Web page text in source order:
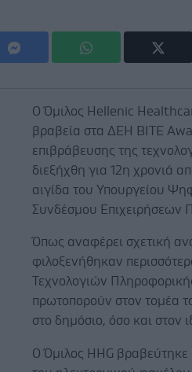
Ο Όμιλος Hellenic
βραβεία στα ΔEΗ BITE
επιβράβευσης της
διεξήχθη για 12η χρονιά
αιγίδα του Υπουργείου
Συνδέσμου Επιχειρήσεων
Όπως αναφέρει σχετική
φιλοξενήθηκαν
Τεχνολογιών
πρωτοπορούν στον τομέα
στο δημόσιο, όσο και στον
Ο Όμιλος HHG